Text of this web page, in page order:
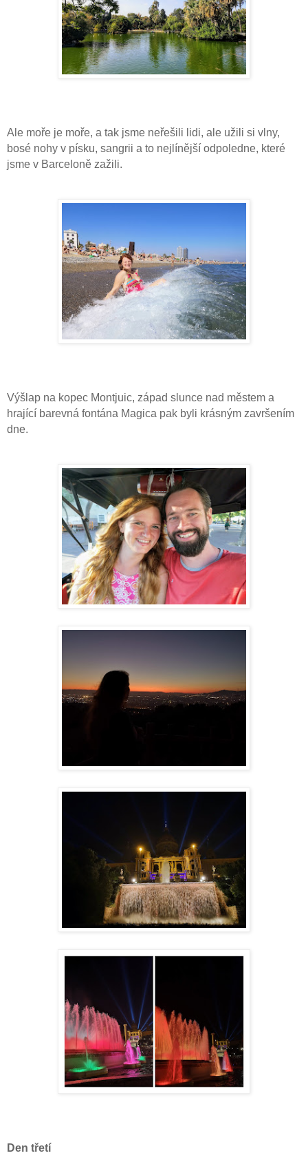
Ale moře je moře, a tak jsme neřešili lidi, ale užili si vlny,
bosé nohy v písku, sangrii a to nejlínější odpoledne, které
jsme v Barceloně zažili.
Výšlap na kopec Montjuic, západ slunce nad městem a
hrající barevná fontána Magica pak byli krásným završením
dne.
Den třetí